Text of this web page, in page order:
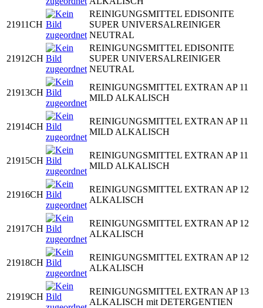
21911CH
REINIGUNGSMITTEL EDISONITE
SUPER UNIVERSALREINIGER
NEUTRAL
21912CH
REINIGUNGSMITTEL EDISONITE
SUPER UNIVERSALREINIGER
NEUTRAL
21913CH
REINIGUNGSMITTEL EXTRAN AP 11
MILD ALKALISCH
21914CH
REINIGUNGSMITTEL EXTRAN AP 11
MILD ALKALISCH
21915CH
REINIGUNGSMITTEL EXTRAN AP 11
MILD ALKALISCH
21916CH
REINIGUNGSMITTEL EXTRAN AP 12
ALKALISCH
21917CH
REINIGUNGSMITTEL EXTRAN AP 12
ALKALISCH
21918CH
REINIGUNGSMITTEL EXTRAN AP 12
ALKALISCH
21919CH
REINIGUNGSMITTEL EXTRAN AP 13
ALKALISCH mit DETERGENTIEN